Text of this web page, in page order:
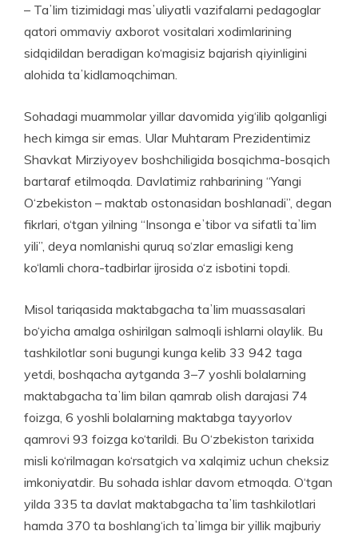
– Taʼlim tizimidagi masʼuliyatli vazifalarni pedagoglar
qatori ommaviy axborot vositalari xo­dimlarining
sidqidildan beradigan ko‘magisiz bajarish qiyinligini
alohida taʼkidlamoqchiman.
Sohadagi muammolar yillar davomida yig‘ilib qolganligi
hech kimga sir emas. Ular Muhtaram Prezidentimiz
Shavkat Mirziyoyev boshchiligida bosqichma-bosqich
bartaraf etilmoqda. Davlatimiz rahbarining “Yangi
O‘zbekiston – maktab ostonasidan boshlanadi”, degan
fikrlari, o‘tgan yilning “Insonga eʼtibor va sifatli taʼlim
yili”, deya nomlanishi quruq so‘zlar emasligi keng
ko‘lamli chora-tadbirlar ijrosida o‘z isbotini topdi.
Misol tariqasida maktabgacha taʼlim muassasalari
bo‘yicha amalga oshirilgan salmoqli ishlarni olaylik. Bu
tashkilotlar soni bugungi kunga kelib 33 942 taga
yetdi, boshqacha aytganda 3–7 yoshli bolalarning
maktabgacha taʼlim bilan qamrab ­olish darajasi 74
foizga, 6 yoshli bolalarning maktabga tayyorlov
qamrovi 93 foizga ko‘tarildi. Bu O‘zbekiston tarixida
misli ko‘rilmagan ko‘rsatgich va xalqimiz uchun cheksiz
imkoniyatdir. Bu sohada ishlar davom etmoqda. O‘tgan
yilda 335 ta davlat maktab­gacha taʼlim tashkilotlari
hamda 370 ta boshlang‘ich taʼlimga bir yillik majburiy